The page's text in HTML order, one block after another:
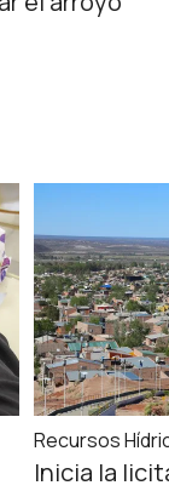
Recursos
Inicia la